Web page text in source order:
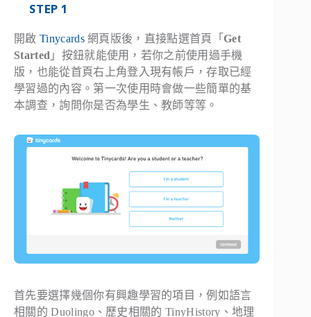
STEP 1
開啟 Tinycards網頁版後，直接點選首頁「Get
Started 」按鈕就能使用，若你之前使用過手機
版，也能從首頁右上角登入現有帳戶，存取已經
學習過的內容。第一次使用時會做一些簡單的基
本調查，詢問你是否為學生、教師等等。
首先要選擇幾個你有興趣學習的項目，例如語言
相關的 Duolingo、歷史相關的 TinyHistory、地理